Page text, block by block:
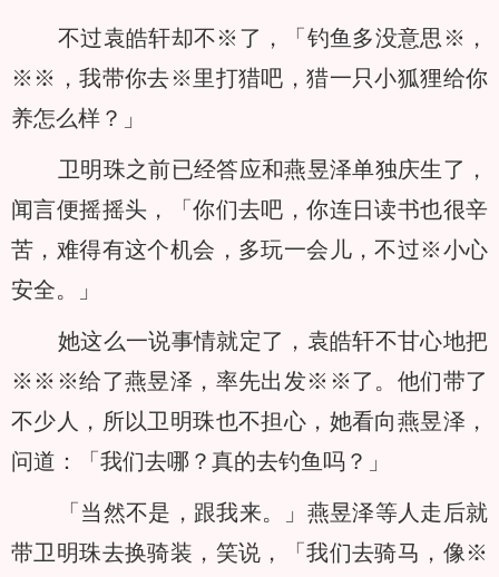
不过袁皓轩却不※了，「钓鱼多没意思※，
※※，我带你去※里打猎吧，猎一只小狐狸给你
养怎么样？」
卫明珠之前已经答应和燕昱泽单独庆生了，
闻言便摇摇头，「你们去吧，你连日读书也很辛
苦，难得有这个机会，多玩一会儿，不过※小心
安全。」
她这么一说事情就定了，袁皓轩不甘心地把
※※※给了燕昱泽，率先出发※※了。他们带了
不少人，所以卫明珠也不担心，她看向燕昱泽，
问道：「我们去哪？真的去钓鱼吗？」
「当然不是，跟我来。」燕昱泽等人走后就
带卫明珠去换骑装，笑说，「我们去骑马，像※